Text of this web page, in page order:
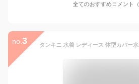
全てのおすすめコメント（
no. 3